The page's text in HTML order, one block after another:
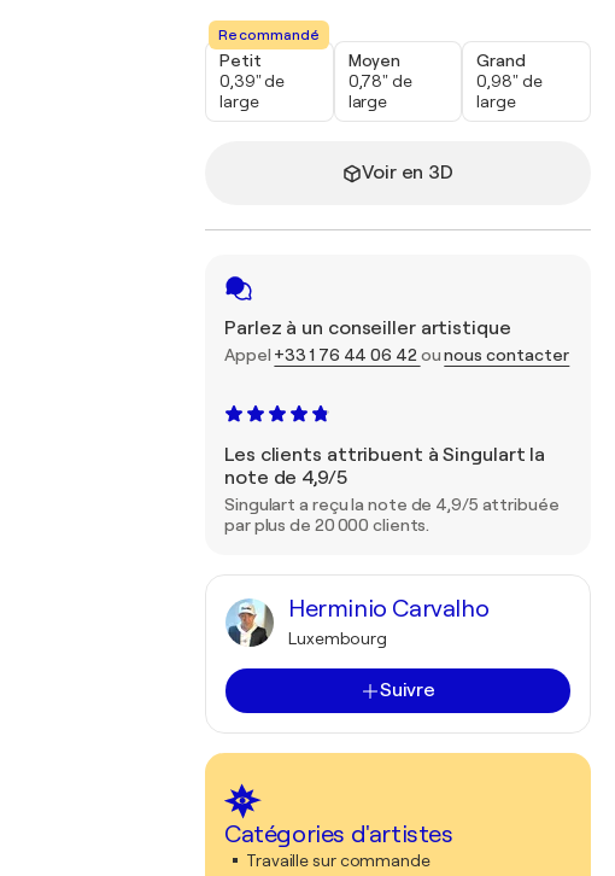
Recommandé
Petit
0,39" de
large
Moyen
0,78" de
large
Grand
0,98" de
large
Voir en 3D
Parlez à un conseiller artistique
Appel +33 1 76 44 06 42 ounous contacter
Les clients attribuent à Singulart la
note de 4,9/5
Singulart a reçu la note de 4,9/5 attribuée
par plus de 20 000 clients.
Herminio Carvalho
Luxembourg
Suivre
Catégories d'artistes
Travaille sur commande